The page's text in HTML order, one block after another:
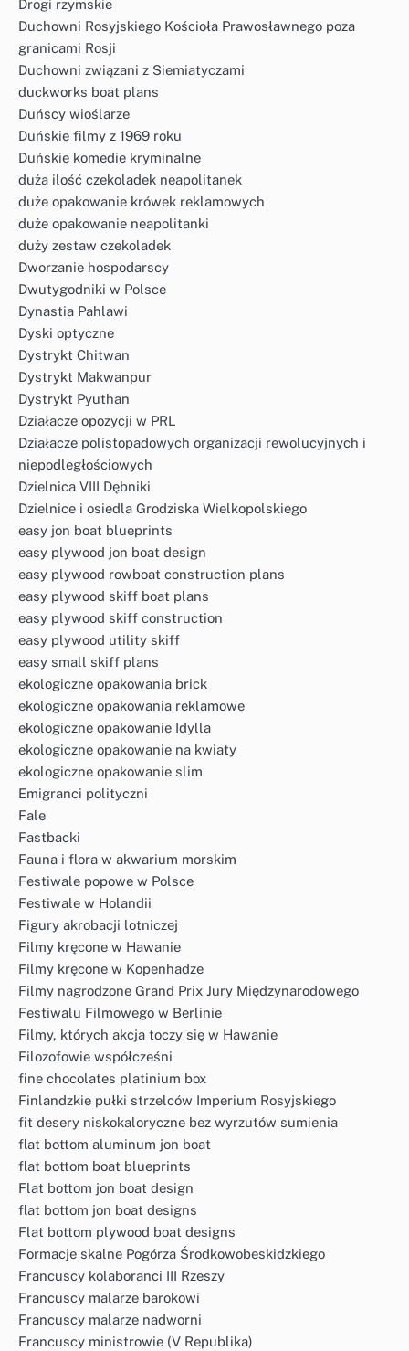
Drogi rzymskie
Duchowni Rosyjskiego Kościoła Prawosławnego poza
granicami Rosji
Duchowni związani z Siemiatyczami
duckworks boat plans
Duńscy wioślarze
Duńskie filmy z 1969 roku
Duńskie komedie kryminalne
duża ilość czekoladek neapolitanek
duże opakowanie krówek reklamowych
duże opakowanie neapolitanki
duży zestaw czekoladek
Dworzanie hospodarscy
Dwutygodniki w Polsce
Dynastia Pahlawi
Dyski optyczne
Dystrykt Chitwan
Dystrykt Makwanpur
Dystrykt Pyuthan
Działacze opozycji w PRL
Działacze polistopadowych organizacji rewolucyjnych i
niepodległościowych
Dzielnica VIII Dębniki
Dzielnice i osiedla Grodziska Wielkopolskiego
easy jon boat blueprints
easy plywood jon boat design
easy plywood rowboat construction plans
easy plywood skiff boat plans
easy plywood skiff construction
easy plywood utility skiff
easy small skiff plans
ekologiczne opakowania brick
ekologiczne opakowania reklamowe
ekologiczne opakowanie Idylla
ekologiczne opakowanie na kwiaty
ekologiczne opakowanie slim
Emigranci polityczni
Fale
Fastbacki
Fauna i flora w akwarium morskim
Festiwale popowe w Polsce
Festiwale w Holandii
Figury akrobacji lotniczej
Filmy kręcone w Hawanie
Filmy kręcone w Kopenhadze
Filmy nagrodzone Grand Prix Jury Międzynarodowego
Festiwalu Filmowego w Berlinie
Filmy, których akcja toczy się w Hawanie
Filozofowie współcześni
fine chocolates platinium box
Finlandzkie pułki strzelców Imperium Rosyjskiego
fit desery niskokaloryczne bez wyrzutów sumienia
flat bottom aluminum jon boat
flat bottom boat blueprints
Flat bottom jon boat design
flat bottom jon boat designs
Flat bottom plywood boat designs
Formacje skalne Pogórza Środkowobeskidzkiego
Francuscy kolaboranci III Rzeszy
Francuscy malarze barokowi
Francuscy malarze nadworni
Francuscy ministrowie (V Republika)